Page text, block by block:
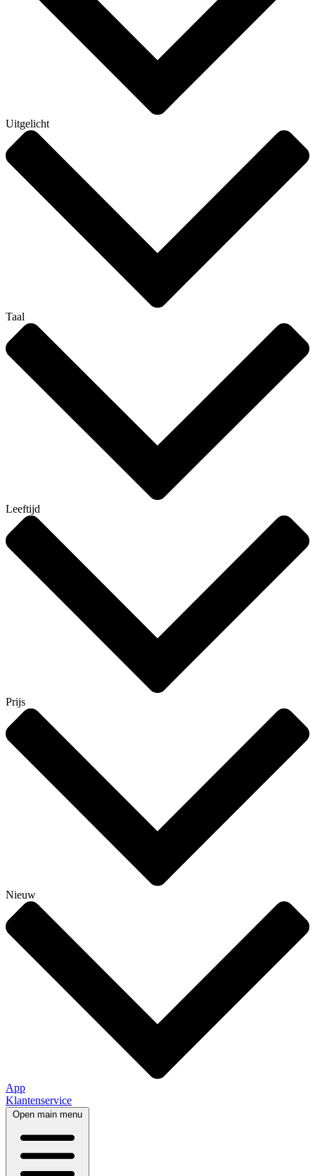
Uitgelicht
Taal
Leeftijd
Prijs
Nieuw
App
Klantenservice
Open main menu